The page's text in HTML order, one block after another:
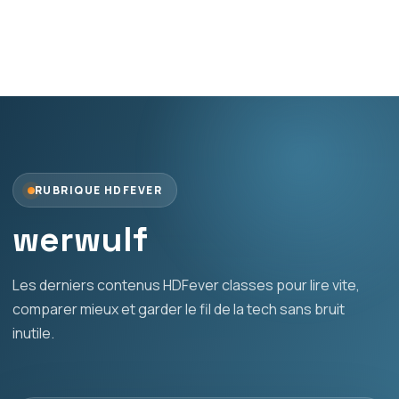
RUBRIQUE HDFEVER
werwulf
Les derniers contenus HDFever classes pour lire vite,
comparer mieux et garder le fil de la tech sans bruit
inutile.